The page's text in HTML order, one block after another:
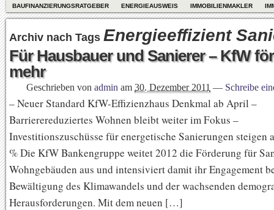
BAUFINANZIERUNGSRATGEBER ENERGIEAUSWEIS IMMOBILIENMAKLER
Archiv nach Tags Energieeffizient
Für Hausbauer und Sanierer – KfW
mehr
Geschrieben von admin am 30. Dezember 2011 — Schreibe
– Neuer Standard KfW-Effizienzhaus Denkmal ab April –
Barrierereduziertes Wohnen bleibt weiter im Fokus –
Investitionszuschüsse für energetische Sanierungen steigen
% Die KfW Bankengruppe weitet 2012 die Förderung für
Wohngebäuden aus und intensiviert damit ihr Engagement
Bewältigung des Klimawandels und der wachsenden
Herausforderungen. Mit dem neuen […]